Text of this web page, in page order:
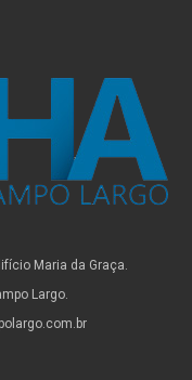
Maria da Graça.
Largo.